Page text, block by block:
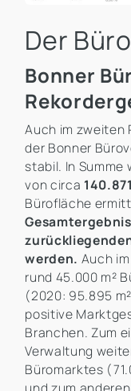
Der
Bonner
Auch im zweiten
der Bonner
stabil. In Summe
von circa
Bürofläche
werden. Auch
rund 45.000 m²
(2020: 95.895
positive
Branchen. Zum
Verwaltung
Büromarktes